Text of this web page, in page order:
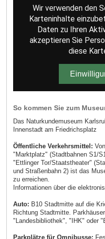
Wir verwenden den
Karteninhalte
Daten zu Ihren
akzeptieren Sie
diese
So kommen Sie zum
Das Naturkundemuseum
Innenstadt am Friedrichsplatz
Öffentliche Verkehrsmittel:
"Marktplatz" (Stadtbahnen S1/
"Ettlinger Tor/Staatstheater"
und Straßenbahn 2) ist das
zu erreichen.
Informationen über die
Auto: B10 Stadtmitte auf die
Richtung Stadtmitte.
"Landesbibliothek", "IHK" oder
Parkplätze für Omnibusse: